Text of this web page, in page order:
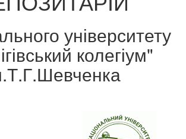
університету
колегіум"